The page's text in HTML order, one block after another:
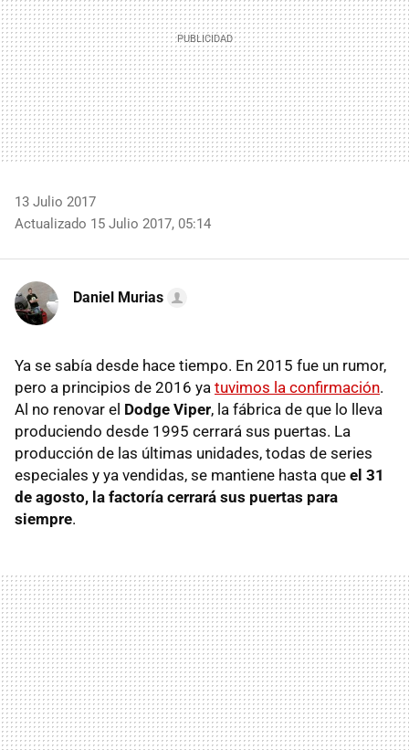
13 Julio 2017
Actualizado 15 Julio 2017, 05:14
Daniel Murias
Ya se sabía desde hace tiempo. En 2015 fue un rumor,
pero a principios de 2016 ya tuvimos la confirmación.
Al no renovar el Dodge Viper, la fábrica de que lo lleva
produciendo desde 1995 cerrará sus puertas. La
producción de las últimas unidades, todas de series
especiales y ya vendidas, se mantiene hasta que el 31
de agosto, la factoría cerrará sus puertas para
siempre.